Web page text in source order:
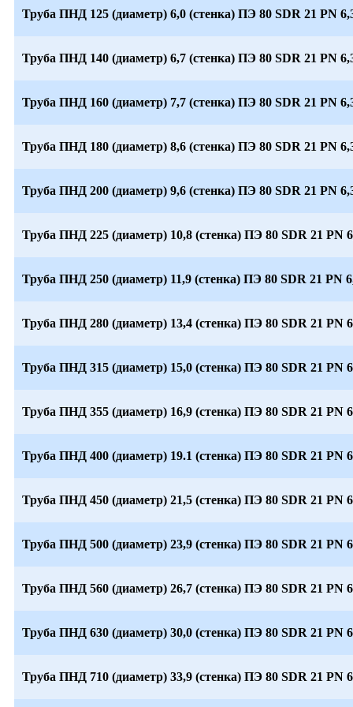
Труба ПНД 125 (диаметр) 6,0 (стенка) ПЭ 80 SDR 21 PN
Труба ПНД 140 (диаметр) 6,7 (стенка) ПЭ 80 SDR 21 PN
Труба ПНД 160 (диаметр) 7,7 (стенка) ПЭ 80 SDR 21 PN
Труба ПНД 180 (диаметр) 8,6 (стенка) ПЭ 80 SDR 21 PN
Труба ПНД 200 (диаметр) 9,6 (стенка) ПЭ 80 SDR 21 PN
Труба ПНД 225 (диаметр) 10,8 (стенка) ПЭ 80 SDR 21 PN
Труба ПНД 250 (диаметр) 11,9 (стенка) ПЭ 80 SDR 21 PN
Труба ПНД 280 (диаметр) 13,4 (стенка) ПЭ 80 SDR 21 PN
Труба ПНД 315 (диаметр) 15,0 (стенка) ПЭ 80 SDR 21 PN
Труба ПНД 355 (диаметр) 16,9 (стенка) ПЭ 80 SDR 21 PN
Труба ПНД 400 (диаметр) 19.1 (стенка) ПЭ 80 SDR 21 PN
Труба ПНД 450 (диаметр) 21,5 (стенка) ПЭ 80 SDR 21 PN
Труба ПНД 500 (диаметр) 23,9 (стенка) ПЭ 80 SDR 21 PN
Труба ПНД 560 (диаметр) 26,7 (стенка) ПЭ 80 SDR 21 PN
Труба ПНД 630 (диаметр) 30,0 (стенка) ПЭ 80 SDR 21 PN
Труба ПНД 710 (диаметр) 33,9 (стенка) ПЭ 80 SDR 21 PN